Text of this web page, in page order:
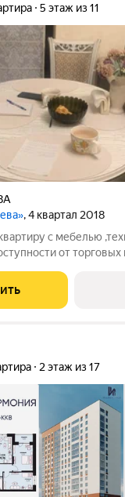
5 этаж из 11
, 4 квартал 2018
с мебелью
от
2 этаж из 17